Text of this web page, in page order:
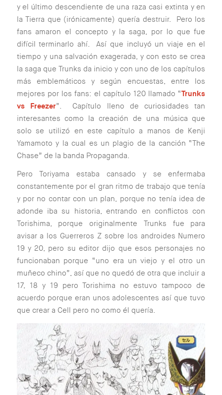
y el último descendiente de una raza casi extinta y en
la Tierra que (irónicamente) quería destruir. Pero los
fans amaron el concepto y la saga, por lo que fue
difícil terminarlo ahí. Así que incluyó un viaje en el
tiempo y una salvación exagerada, y con esto se crea
la saga que Trunks da inicio y con uno de los capítulos
más emblemáticos y según encuestas, entre los
mejores por los fans: el capítulo 120 llamado “Trunks
vs Freezer”. Capítulo lleno de curiosidades tan
interesantes como la creación de una música que
solo se utilizó en este capítulo a manos de Kenji
Yamamoto y la cual es un plagio de la canción “The
Chase” de la banda Propaganda.
Pero Toriyama estaba cansado y se enfermaba
constantemente por el gran ritmo de trabajo que tenía
y por no contar con un plan, porque no tenía idea de
adonde iba su historia, entrando en conflictos con
Torishima, porque originalmente Trunks fue para
avisar a los Guerreros Z sobre los androides Numero
19 y 20, pero su editor dijo que esos personajes no
funcionaban porque “uno era un viejo y el otro un
muñeco chino”, así que no quedó de otra que incluir a
17, 18 y 19 pero Torishima no estuvo tampoco de
acuerdo porque eran unos adolescentes así que tuvo
que crear a Cell pero no como él quería.